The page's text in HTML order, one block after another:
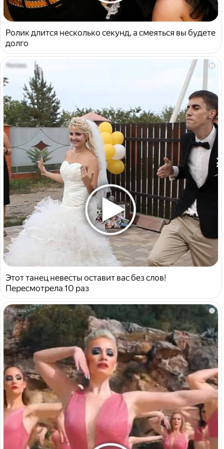
Ролик длится несколько секунд, а смеяться вы будете
долго
i
Этот танец невесты оставит вас без слов!
Пересмотрела 10 раз
i